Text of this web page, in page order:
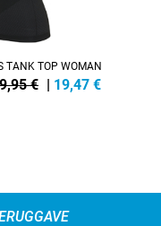
TANK TOP WOMAN
€ | 19,47 €